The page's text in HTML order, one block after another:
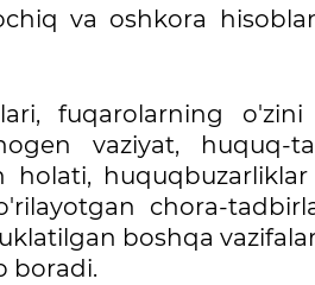
va oshkora
fuqarolarning
vaziyat,
holati,
chora-
boshqa
boradi.